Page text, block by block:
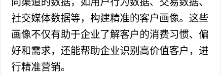
社交媒体数据等，构建精准的客户画像。这些
画像不仅有助于企业了解客户的消费习惯、偏
好和需求，还能帮助企业识别高价值客户，进
行精准营销。